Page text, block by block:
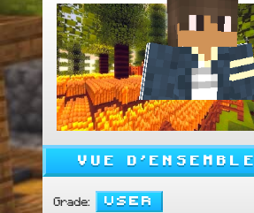
VUE D'ENSEMBLE
Grade: User